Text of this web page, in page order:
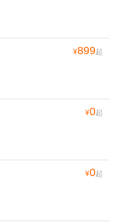
¥899起
¥0起
¥0起